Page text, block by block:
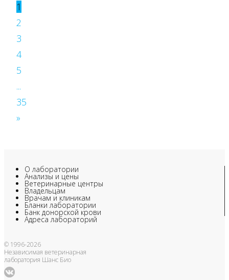
1
2
3
4
5
...
35
»
О лаборатории
Анализы и цены
Ветеринарные центры
Владельцам
Врачам и клиникам
Бланки лаборатории
Банк донорской крови
Адреса лабораторий
© 1996-2026
Независимая ветеринарная
лаборатория Шанс Био